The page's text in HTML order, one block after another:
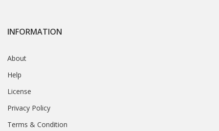
INFORMATION
About
Help
License
Privacy Policy
Terms & Condition